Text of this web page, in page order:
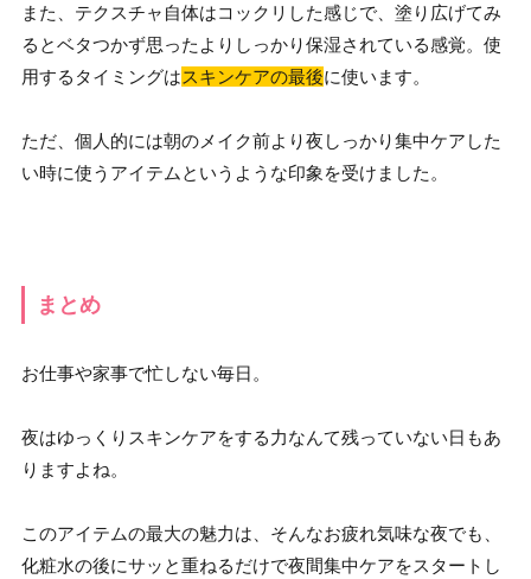
また、テクスチャ自体はコックリした感じで、塗り広げてみ
るとベタつかず思ったよりしっかり保湿されている感覚。使
用するタイミングはスキンケアの最後に使います。
ただ、個人的には朝のメイク前より夜しっかり集中ケアした
い時に使うアイテムというような印象を受けました。
まとめ
お仕事や家事で忙しない毎日。
夜はゆっくりスキンケアをする力なんて残っていない日もあ
りますよね。
このアイテムの最大の魅力は、そんなお疲れ気味な夜でも、
化粧水の後にサッと重ねるだけで夜間集中ケアをスタートし